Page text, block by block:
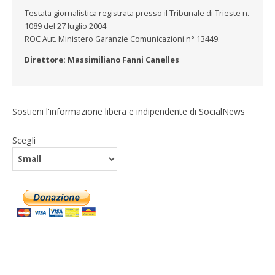
Testata giornalistica registrata presso il Tribunale di Trieste n.
1089 del 27 luglio 2004
ROC Aut. Ministero Garanzie Comunicazioni n° 13449.
Direttore: Massimiliano Fanni Canelles
Sostieni l'informazione libera e indipendente di SocialNews
Scegli